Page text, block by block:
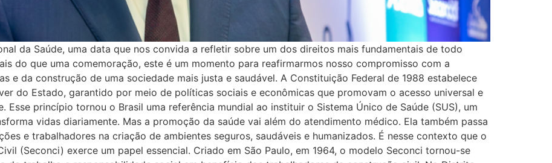
da Saúde, uma data que nos convida a refletir sobre um dos direitos mais fundamentais de todo
do que uma comemoração, este é um momento para reafirmarmos nosso compromisso com a
e da construção de uma sociedade mais justa e saudável. A Constituição Federal de 1988 estabelece
do Estado, garantido por meio de políticas sociais e econômicas que promovam o acesso universal e
Esse princípio tornou o Brasil uma referência mundial ao instituir o Sistema Único de Saúde (SUS), um
vidas diariamente. Mas a promoção da saúde vai além do atendimento médico. Ela também passa
e trabalhadores na criação de ambientes seguros, saudáveis e humanizados. É nesse contexto que o
(Seconci) exerce um papel essencial. Criado em São Paulo, em 1964, o modelo Seconci tornou-se